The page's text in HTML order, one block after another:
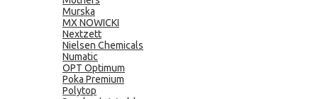
Murska
MX NOWICKI
Nextzett
Nielsen Chemicals
Numatic
OPT Optimum
Poka Premium
Polytop